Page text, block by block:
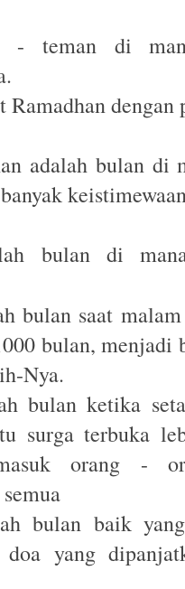
- teman di
dengan
adalah bulan di
bulan di
bulan saat
bulan, menjadi
Nya.
bulan ketika
surga terbuka
orang -
bulan baik
yang